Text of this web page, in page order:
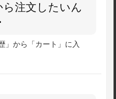
ら注文したいん
」から「カート」に入